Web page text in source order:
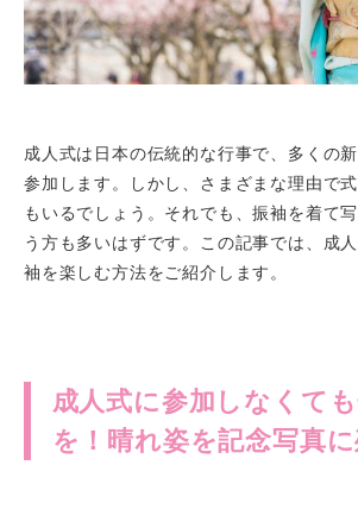
お客様ギャラリー
Kimono Yuubi
成人式は日本の伝統的な行事で、多くの
参加します。しかし、さまざまな理由で
もいるでしょう。それでも、振袖を着て
う方も多いはずです。この記事では、成
袖を楽しむ方法をご紹介します。
成人式に参加しなくて
を！晴れ姿を記念写真